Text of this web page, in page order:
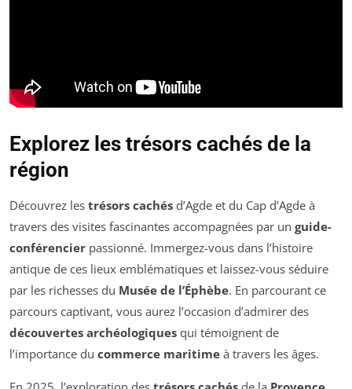
Explorez les trésors cachés de la
région
Découvrez les trésors cachés d’Agde et du Cap d’Agde à
travers des visites fascinantes accompagnées par un guide-
conférencier passionné. Immergez-vous dans l’histoire
antique de ces lieux emblématiques et laissez-vous séduire
par les richesses du Musée de l’Éphèbe. En parcourant ce
parcours captivant, vous aurez l’occasion d’admirer des
découvertes archéologiques qui témoignent de
l’importance du commerce maritime à travers les âges.